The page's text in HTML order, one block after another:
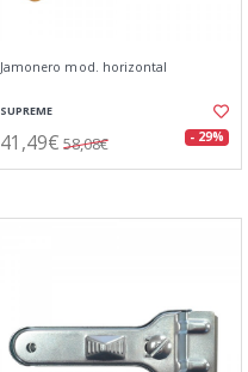
Jamonero mod. horizontal
SUPREME
41,49€ 58,08€ - 29%